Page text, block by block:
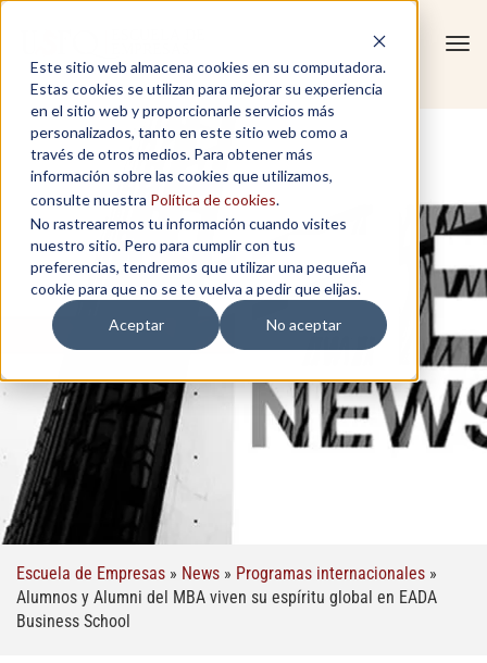
Este sitio web almacena cookies en su computadora.
Estas cookies se utilizan para mejorar su experiencia
en el sitio web y proporcionarle servicios más
personalizados, tanto en este sitio web como a
través de otros medios. Para obtener más
información sobre las cookies que utilizamos,
consulte nuestra Política de cookies.
No rastrearemos tu información cuando visites
nuestro sitio. Pero para cumplir con tus
preferencias, tendremos que utilizar una pequeña
cookie para que no se te vuelva a pedir que elijas.
Aceptar
No aceptar
Escuela de Empresas » News » Programas internacionales »
Alumnos y Alumni del MBA viven su espíritu global en EADA
Business School